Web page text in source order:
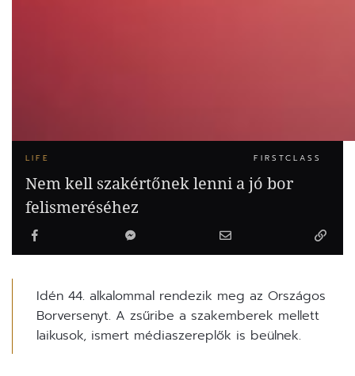
LIFE FIRSTCLASS
Nem kell szakértőnek lenni a jó bor
felismeréséhez
Idén 44. alkalommal rendezik meg az Országos
Borversenyt. A zsűribe a szakemberek mellett
laikusok, ismert médiaszereplők is beülnek.